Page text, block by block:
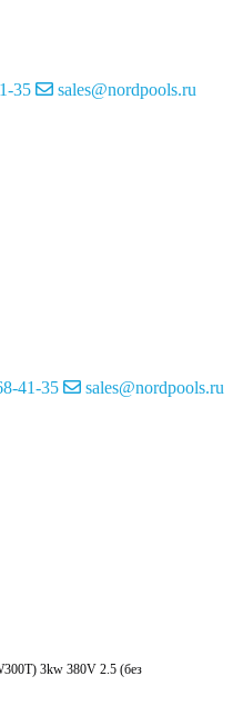
35 sales@nordpools.ru
41-35 sales@nordpools.ru
3kw 380V 2.5 (без